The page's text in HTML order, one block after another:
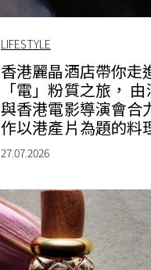
LIFESTYLE
香港麗晶酒店帶你走
「電」粉質之旅，
與香港電影導演會合
作以港產片為題的料
27.07.2026